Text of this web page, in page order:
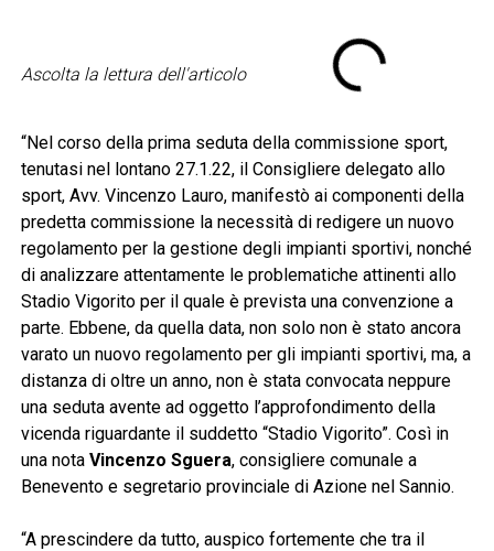
Ascolta la lettura dell'articolo
“Nel corso della prima seduta della commissione sport,
tenutasi nel lontano 27.1.22, il Consigliere delegato allo
sport, Avv. Vincenzo Lauro, manifestò ai componenti della
predetta commissione la necessità di redigere un nuovo
regolamento per la gestione degli impianti sportivi, nonché
di analizzare attentamente le problematiche attinenti allo
Stadio Vigorito per il quale è prevista una convenzione a
parte. Ebbene, da quella data, non solo non è stato ancora
varato un nuovo regolamento per gli impianti sportivi, ma, a
distanza di oltre un anno, non è stata convocata neppure
una seduta avente ad oggetto l’approfondimento della
vicenda riguardante il suddetto “Stadio Vigorito”. Così in
una nota Vincenzo Sguera, consigliere comunale a
Benevento e segretario provinciale di Azione nel Sannio.
“A prescindere da tutto, auspico fortemente che tra il